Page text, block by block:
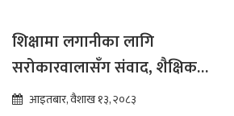
शिक्षामा लगानीका लागि
सरोकारवालासँग संवाद, शैक्षिक
सुधारमा जोड
आइतबार, वैशाख १३, २०८३